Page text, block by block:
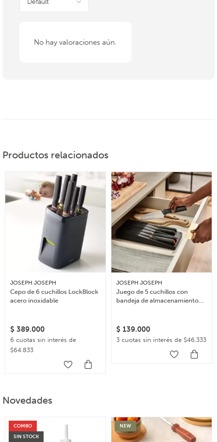
No hay valoraciones aún.
Productos relacionados
JOSEPH JOSEPH
Cepo de 6 cuchillos LockBlock
acero inoxidable
$ 389.000
6 cuotas sin interés de
$64.833
JOSEPH JOSEPH
Juego de 5 cuchillos con
bandeja de almacenamiento
$ 139.000
3 cuotas sin interés de $46.333
Novedades
COMBO
SIN STOCK
NEW